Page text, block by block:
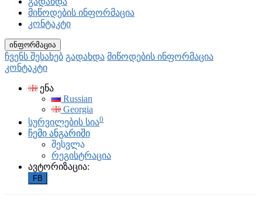
მიწოდების ინფორმაცია
კონტაკტი
ინფორმაცია
ჩვენს შესახებ გადახდა მიწოდების ინფორმაცია
კონტაკტი
ენა
Russian
Georgia
სურვილების სია0
ჩემი ანგარიში
შესვლა
რეგისტრაცია
ავტორიზაცია:
FB